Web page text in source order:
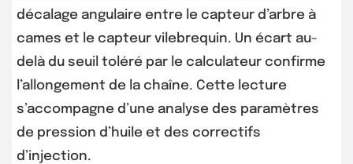
décalage angulaire entre le capteur d’arbre à
cames et le capteur vilebrequin. Un écart au-
delà du seuil toléré par le calculateur confirme
l’allongement de la chaîne. Cette lecture
s’accompagne d’une analyse des paramètres
de pression d’huile et des correctifs
d’injection.